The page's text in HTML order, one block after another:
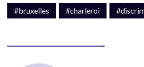
#bruxelles #charleroi